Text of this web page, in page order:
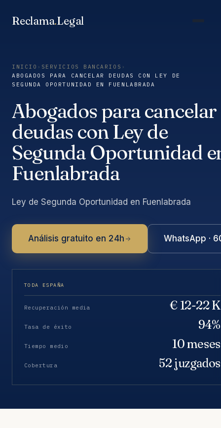
Reclama.Legal
INICIO › SERVICIOS BANCARIOS ›
ABOGADOS PARA CANCELAR DEUDAS CON LEY DE
SEGUNDA OPORTUNIDAD EN FUENLABRADA
Abogados para cancelar
deudas con Ley de
Segunda Oportunidad
Fuenlabrada
Ley de Segunda Oportunidad en Fuenlabrada
Análisis gratuito en 24h WhatsApp ·
TODA ESPAÑA
Recuperación media € 12-22 K
Tasa de éxito 94%
Tiempo medio 10 meses
Cobertura 52 juzgados